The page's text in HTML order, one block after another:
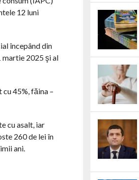
12 luni
începând din
martie 2025 şi al
45%, făina –
cu asalt, iar
260 de lei în
ani.